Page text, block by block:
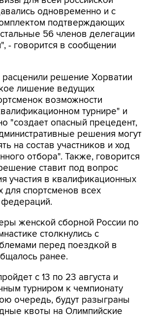
56 членов делегации
- говорится в сообщении
решение Хорватии
возможности
турнире" и
"создает опасный прецедент,
решения могут
на состав участников и ход
отбора". Также, говорится
ставит под вопрос
участия в квалификационных
для спортсменов всех
женской сборной России по
перед поездкой в
ранее.
с 13 по 23 августа и
очередь, будут разыграны
квоты на Олимпийские
В результате за путевки на ЧМ
России вынуждена бороться